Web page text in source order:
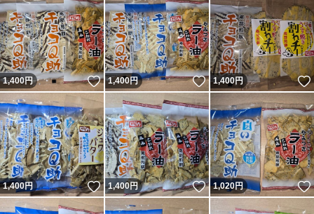
1,400円 いいね！
1,400円 いいね！
1,400円
1,400円 いいね！
1,400円 いいね！
1,020円